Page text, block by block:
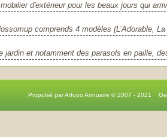
d'extérieur pour les beaux jours qui
comprends 4 modèles (L’Adorable,
jardin et notamment des parasols en paille,
Propulsé par Arfooo Annuaire © 2007 - 2021